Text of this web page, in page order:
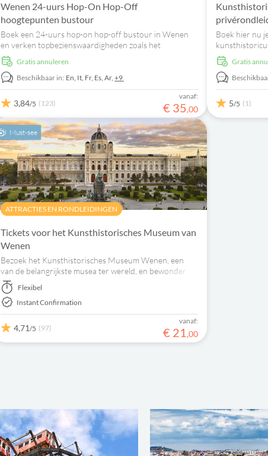
Wenen 24-uurs Hop-On Hop-Off
hoogtepunten bustour
Boek een 24-uurs hop-on hop-off bustour in Wenen
en verken topbezienswaardigheden zoals het
Schönbrunn Paleis en de Stephansdom met een
inbegrepen audiogids.
Gratis annuleren
Beschikbaar in: En, It, Fr, Es,Ar,+9
3,84/5 (123)
vanaf:
€ 35,00
Boek hier nu
grootste
Gratis
5/5 (1)
Must-see
ATTRACTIES EN RONDLEIDINGEN
Tickets voor het Kunsthistorisches Museum van
Wenen
Bezoek het Kunsthistorisches Museum Wenen, een
van de belangrijkste musea ter wereld, en bewonder
geweldige meesterwerken uit verschillende
kunstperiodes.
Flexibel
Instant Confirmation
4,71/5 (97)
vanaf:
€ 21,00